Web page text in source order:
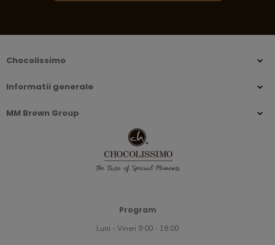
Chocolissimo
Informatii generale
MM Brown Group
Program
Luni - Vineri 9:00 - 18:00